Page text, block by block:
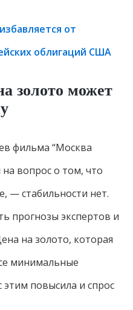
от
облигаций США
золото может
фильма “Москва
на вопрос о том, что
— стабильности нет.
прогнозы экспертов и
на золото, которая
минимальные
повысила и спрос